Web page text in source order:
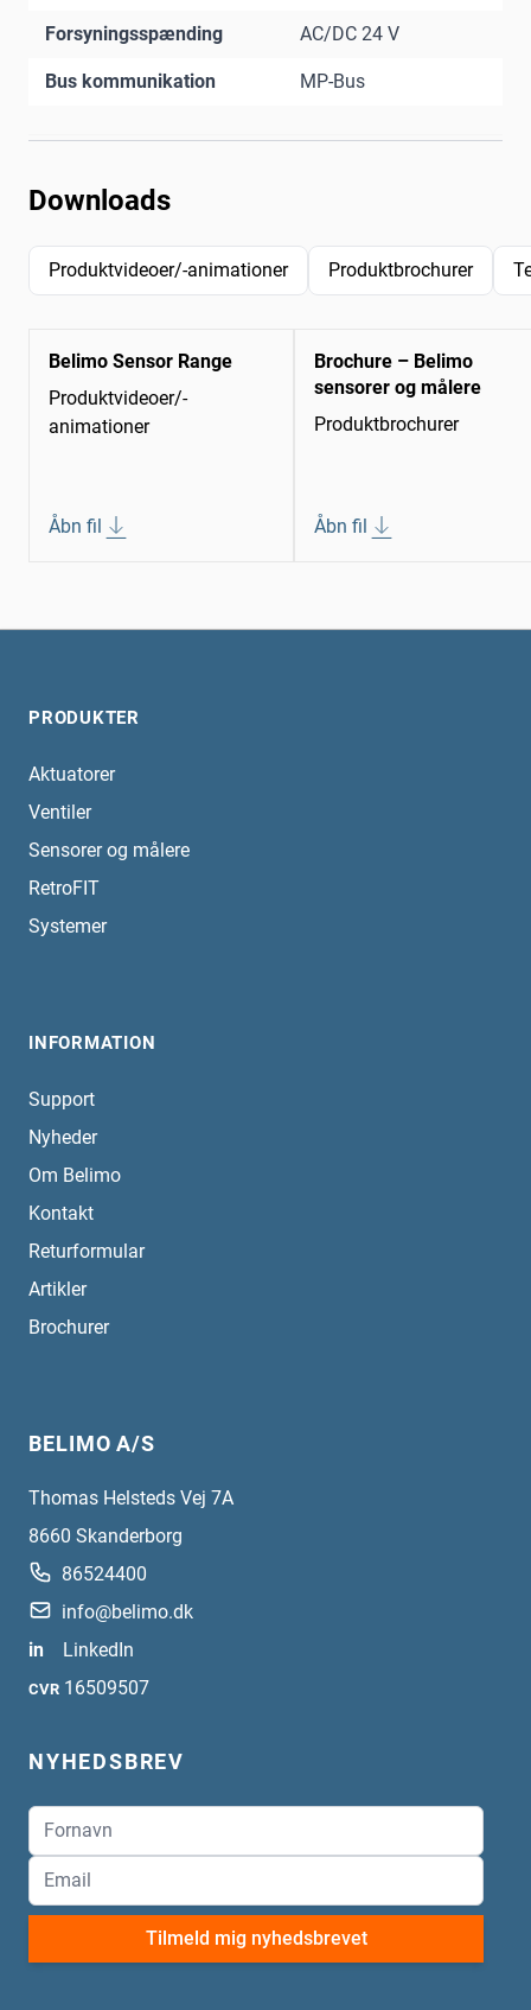
Forsyningsspænding AC/DC 24 V
Bus kommunikation MP-Bus
Downloads
Produktvideoer/-animationer Produktbrochurer
Belimo Sensor Range
Produktvideoer/-
animationer
Åbn fil
Brochure – Belimo
sensorer og målere
Produktbrochurer
Åbn fil
PRODUKTER
Aktuatorer
Ventiler
Sensorer og målere
RetroFIT
Systemer
INFORMATION
Support
Nyheder
Om Belimo
Kontakt
Returformular
Artikler
Brochurer
BELIMO A/S
Thomas Helsteds Vej 7A
8660 Skanderborg
86524400
info@belimo.dk
in
LinkedIn
CVR 16509507
NYHEDSBREV
Tilmeld mig nyhedsbrevet